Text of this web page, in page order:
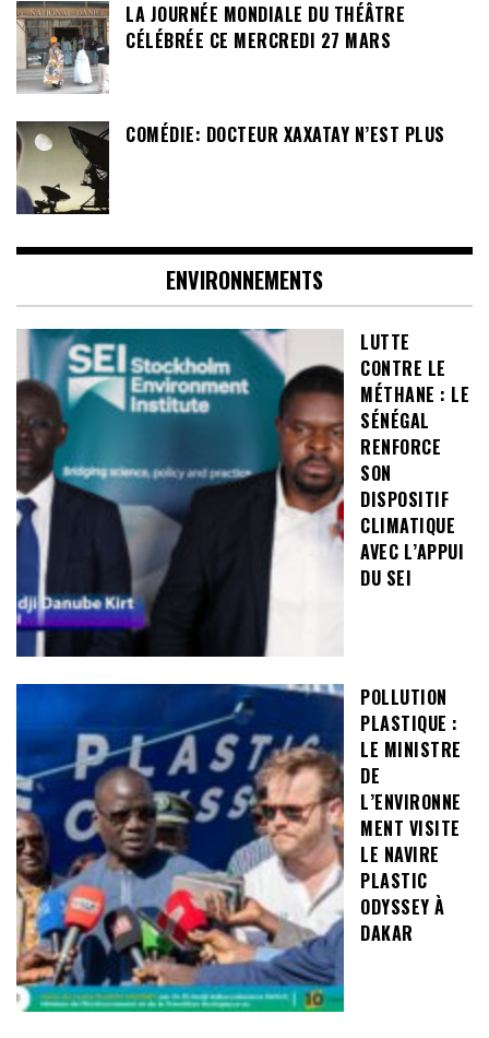
LA JOURNÉE MONDIALE DU THÉÂTRE
CÉLÉBRÉE CE MERCREDI 27 MARS
COMÉDIE: DOCTEUR XAXATAY N’EST PLUS
ENVIRONNEMENTS
LUTTE
CONTRE LE
MÉTHANE : LE
SÉNÉGAL
RENFORCE
SON
DISPOSITIF
CLIMATIQUE
AVEC L’APPUI
DU SEI
POLLUTION
PLASTIQUE :
LE MINISTRE
DE
L’ENVIRONNE
MENT VISITE
LE NAVIRE
PLASTIC
ODYSSEY À
DAKAR